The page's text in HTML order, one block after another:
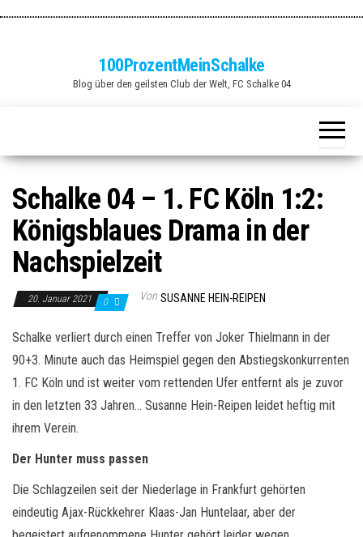
100ProzentMeinSchalke
Blog über den geilsten Club der Welt, FC Schalke 04
Schalke 04 – 1. FC Köln 1:2:
Königsblaues Drama in der
Nachspielzeit
20. Januar 2021 0 Von SUSANNE HEIN-REIPEN
Schalke verliert durch einen Treffer von Joker Thielmann in der
90+3. Minute auch das Heimspiel gegen den Abstiegskonkurrenten
1. FC Köln und ist weiter vom rettenden Ufer entfernt als je zuvor
in den letzten 33 Jahren… Susanne Hein-Reipen leidet heftig mit
ihrem Verein.
Der Hunter muss passen
Die Schlagzeilen seit der Niederlage in Frankfurt gehörten
eindeutig Ajax-Rückkehrer Klaas-Jan Huntelaar, aber der